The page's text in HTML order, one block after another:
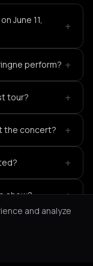
June 11,
+
perform? +
tour? +
the concert? +
+
show? +
and analyze